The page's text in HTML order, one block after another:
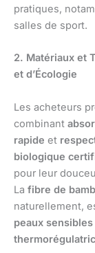
pratiques,
salles de sport.
2. Matériaux et
et d’Écologie
Les acheteurs
combinant
rapide et
biologique
pour leur
La fibre de
naturellement,
peaux sensibles